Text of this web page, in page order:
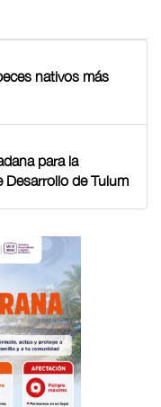
nativos más
para la
Desarrollo de Tulum